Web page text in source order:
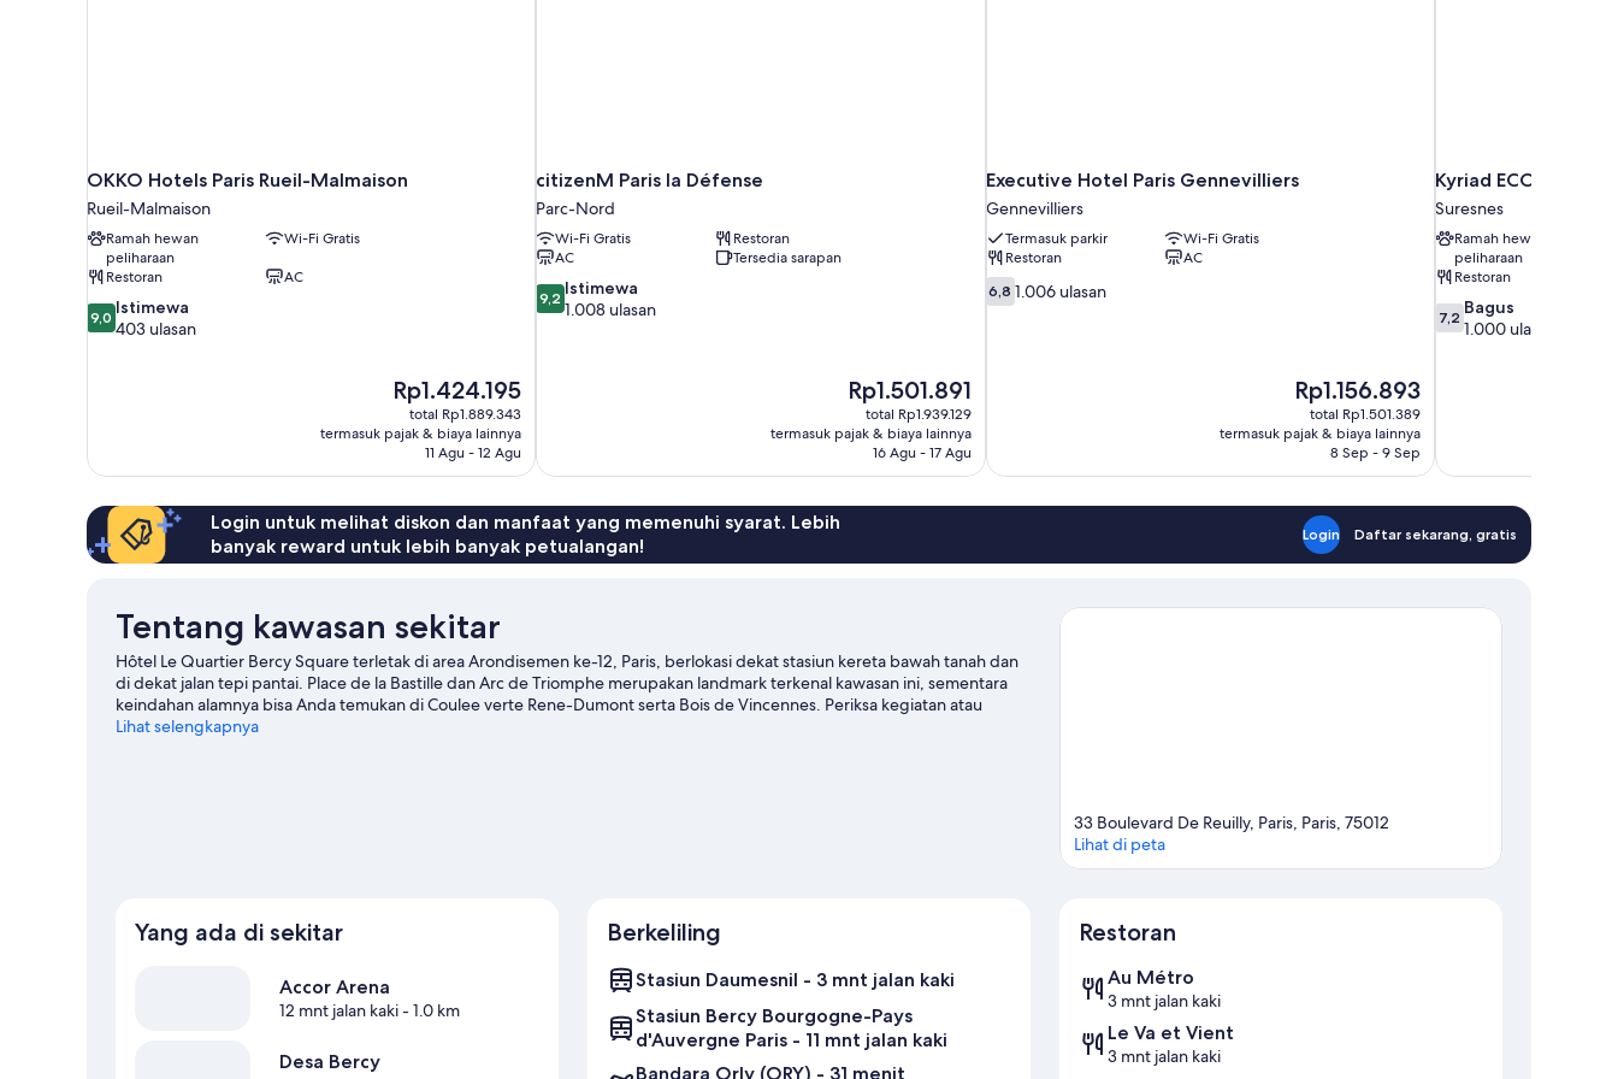
OKKO Hotels Paris Rueil-Malmaison
Rueil-Malmaison
Ramah hewan
peliharaan
Wi-Fi Gratis
Restoran
AC
9.0
dari
9,0 Istimewa
403 ulasan
Harga
sekarang
Rp1.424.195
Rp1.424.195
total Rp1.889.343
termasuk pajak & biaya lainnya
11 Agu - 12 Agu
citizenM Paris la Défense
Parc-Nord
Wi-Fi Gratis
Restoran
AC
Tersedia sarapan
9.2
dari
9,2 Istimewa
1.008 ulasan
Harga
sekarang
Rp1.501.891
Rp1.501.891
total Rp1.939.129
termasuk pajak & biaya lainnya
16 Agu - 17 Agu
Executive Hotel Paris Gennevilliers
Gennevilliers
Termasuk parkir
Wi-Fi Gratis
Restoran
AC
6.8
dari
6,8 1.006 ulasan
Harga
sekarang
Rp1.156.893
Rp1.156.893
total Rp1.501.389
termasuk pajak & biaya lainnya
8 Sep - 9 Sep
Kyriad ECO -
Suresnes
Ramah hewan
peliharaan
Restoran
7.2
dari
7,2 Bagus
1.000 ulasan
Login untuk melihat diskon dan manfaat yang memenuhi syarat. Lebih
banyak reward untuk lebih banyak petualangan!
Login Daftar sekarang, gratis
Tentang kawasan sekitar
Hôtel Le Quartier Bercy Square terletak di area Arondisemen ke-12, Paris, berlokasi dekat stasiun kereta bawah tanah dan
di dekat jalan tepi pantai. Place de la Bastille dan Arc de Triomphe merupakan landmark terkenal kawasan ini, sementara
keindahan alamnya bisa Anda temukan di Coulee verte Rene-Dumont serta Bois de Vincennes. Periksa kegiatan atau
permainan di Accor Arena, dan pertimbangkan untuk singgah di Paris Zoological Park, objek wisata unggulan yang tak
Lihat selengkapnya
33 Boulevard De Reuilly, Paris, Paris, 75012
Lihat di peta
Yang ada di sekitar
Accor Arena
12 mnt jalan kaki- 1.0 km
Desa Bercy
Berkeliling
Stasiun Daumesnil - 3 mnt jalan kaki
Stasiun Bercy Bourgogne-Pays
d'Auvergne Paris - 11 mnt jalan kaki
Bandara Orly (ORY) - 31 menit
Restoran
Au Métro
3 mnt jalan kaki
Le Va et Vient
3 mnt jalan kaki